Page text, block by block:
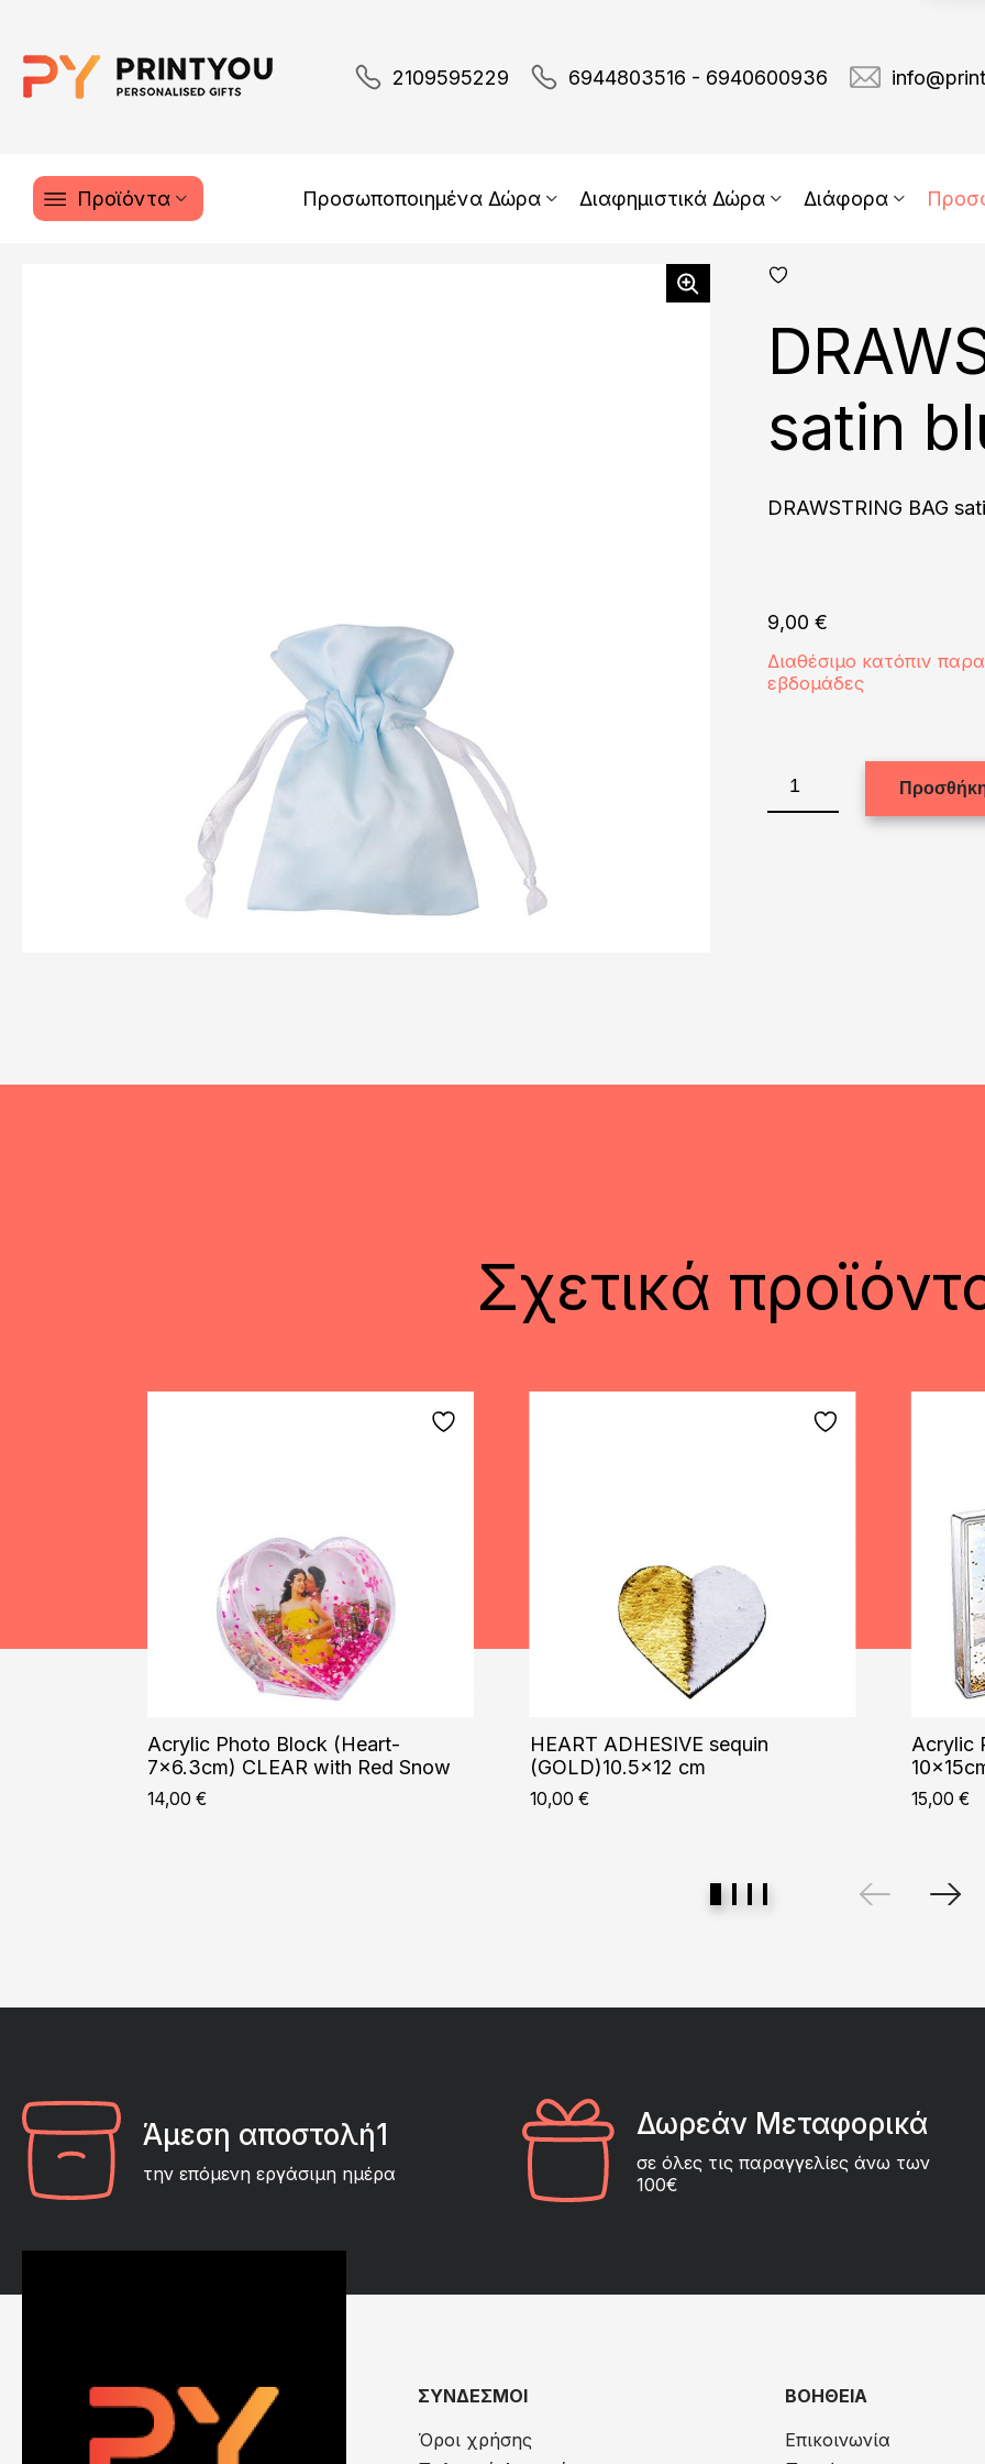
2109595229 6944803516 - 6940600936
Προϊόντα Προσωποποιημένα Δώρα Διαφημιστικά Δώρα Διάφορα
satin
DRAWSTRING BAG
9,00€
Διαθέσιμο κατόπιν
εβδομάδες
BAG
satin
Σχετικά
Acrylic Photo Block (Heart-
7×6.3cm) CLEAR with Red Snow
14,00€
HEART ADHESIVE sequin
(GOLD)10.5×12 cm
10,00 €
Acrylic
15,00€
Άμεση αποστολή1
την επόμενη εργάσιμη ημέρα
Δωρεάν Μεταφορικά
σε όλες τις παραγγελίες άνω των
100€
ΣΥΝΔΕΣΜΟΙ
Όροι χρήσης
ΒΟΗΘΕΙΑ
Επικοινωνία